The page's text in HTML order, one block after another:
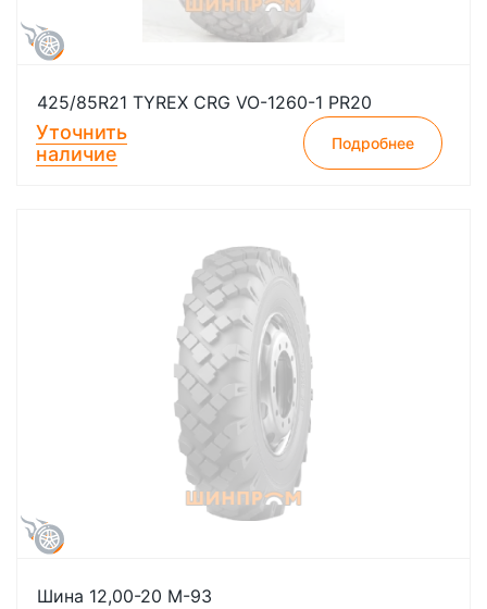
425/85R21 TYREX CRG VO-1260-1 PR20
Уточнить
наличие
Подробнее
Шина 12,00-20 М-93